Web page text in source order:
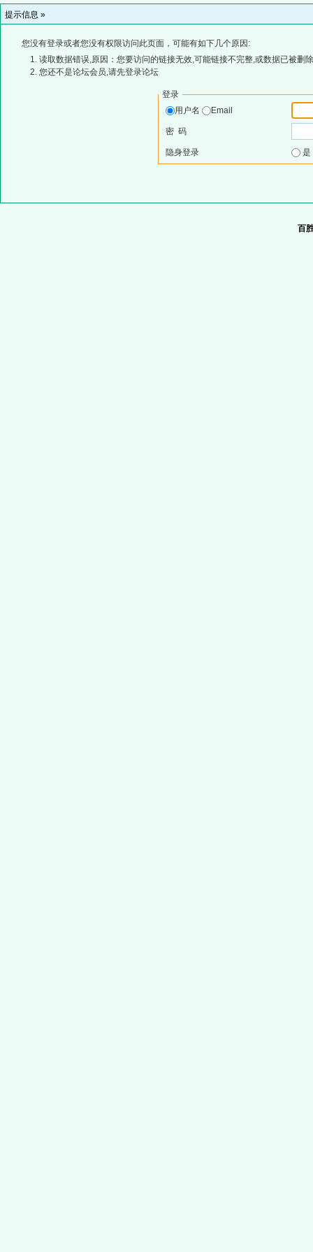
提示信息 »
您没有登录或者您没有权限访问此页面，可能有如下几个原因:
读取数据错误,原因：您要访问的链接无效,可能链接不完整,或数据已被删
您还不是论坛会员,请先登录论坛
登录
用户名
Email
密 码
隐身登录
百